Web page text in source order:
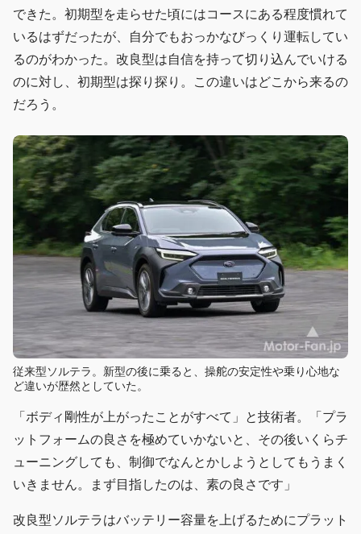
できた。初期型を走らせた頃にはコースにある程度慣れて
いるはずだったが、自分でもおっかなびっくり運転してい
るのがわかった。改良型は自信を持って切り込んでいける
のに対し、初期型は探り探り。この違いはどこから来るの
だろう。
従来型ソルテラ。新型の後に乗ると、操舵の安定性や乗り心地な
ど違いが歴然としていた。
「ボディ剛性が上がったことがすべて」と技術者。「プラ
ットフォームの良さを極めていかないと、その後いくらチ
ューニングしても、制御でなんとかしようとしてもうまく
いきません。まず目指したのは、素の良さです」
改良型ソルテラはバッテリー容量を上げるためにプラット